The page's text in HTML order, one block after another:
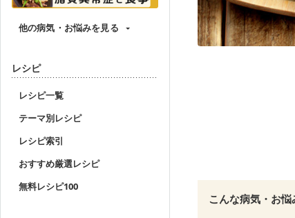
他の病気・お悩みを見る
レシピ
レシピ一覧
テーマ別レシピ
レシピ索引
おすすめ厳選レシピ
無料レシピ100
こんな病気・お